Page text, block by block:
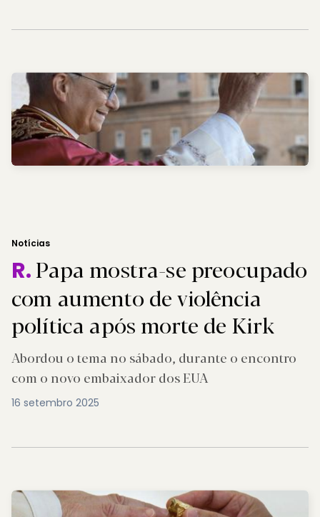
Notícias
R.Papa mostra-se preocupado
com aumento de violência
política após morte de Kirk
Abordou o tema no sábado, durante o encontro
com o novo embaixador dos EUA
16 setembro 2025